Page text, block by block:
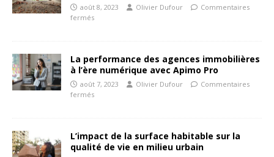
août 8, 2023 Olivier Dufour
Commentaires
fermés
La performance des agences immobilières
à l’ère numérique avec Apimo Pro
août 7, 2023 Olivier Dufour
Commentaires
fermés
L’impact de la surface habitable sur la
qualité de vie en milieu urbain